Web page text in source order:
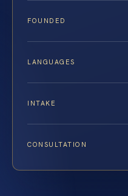
FOUNDED
LANGUAGES
INTAKE
CONSULTATION